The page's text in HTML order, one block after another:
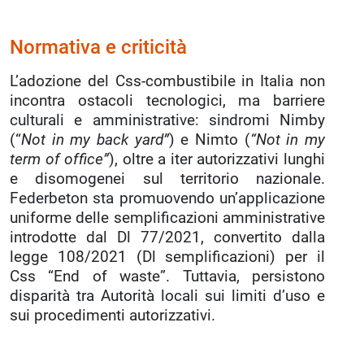
Normativa e criticità
L’adozione del Css-combustibile in Italia non
incontra ostacoli tecnologici, ma barriere
culturali e amministrative: sindromi Nimby
(“Not in my back yard”) e Nimto (“Not in my
term of office”), oltre a iter autorizzativi lunghi
e disomogenei sul territorio nazionale.
Federbeton sta promuovendo un’applicazione
uniforme delle semplificazioni amministrative
introdotte dal Dl 77/2021, convertito dalla
legge 108/2021 (Dl semplificazioni) per il
Css “End of waste”. Tuttavia, persistono
disparità tra Autorità locali sui limiti d’uso e
sui procedimenti autorizzativi.